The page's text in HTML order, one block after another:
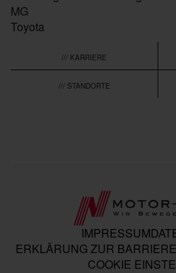
MG
Toyota
/// KARRIERE
/// STANDORTE
IMPRESSUM
ERKLÄRUNG ZUR
COOKIE